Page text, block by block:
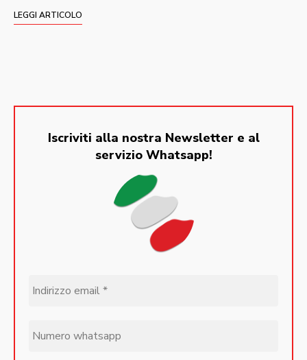
LEGGI ARTICOLO
Iscriviti alla nostra Newsletter e al
servizio Whatsapp!